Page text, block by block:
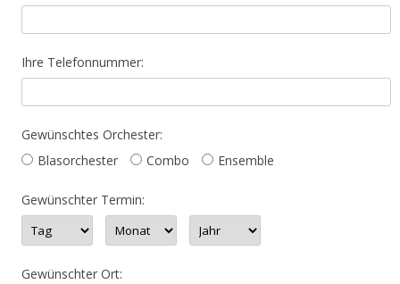
Ihre Telefonnummer:
Gewünschtes Orchester:
Blasorchester
Combo Ensemble
Gewünschter Termin:
Gewünschter Ort: